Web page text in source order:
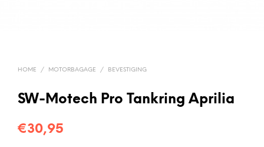
HOME / MOTORBAGAGE / BEVESTIGING
SW-Motech Pro Tankring Aprilia
€30,95